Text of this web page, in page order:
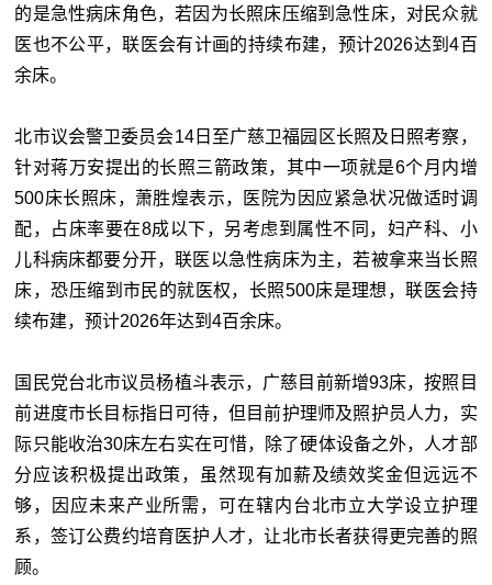
的是急性病床角色，若因为长照床压缩到急性床，对民众就
医也不公平，联医会有计画的持续布建，预计2026达到4百
余床。
北市议会警卫委员会14日至广慈卫福园区长照及日照考察，
针对蒋万安提出的长照三箭政策，其中一项就是6个月内增
500床长照床，萧胜煌表示，医院为因应紧急状况做适时调
配，占床率要在8成以下，另考虑到属性不同，妇产科、小
儿科病床都要分开，联医以急性病床为主，若被拿来当长照
床，恐压缩到市民的就医权，长照500床是理想，联医会持
续布建，预计2026年达到4百余床。
国民党台北市议员杨植斗表示，广慈目前新增93床，按照目
前进度市长目标指日可待，但目前护理师及照护员人力，实
际只能收治30床左右实在可惜，除了硬体设备之外，人才部
分应该积极提出政策，虽然现有加薪及绩效奖金但远远不
够，因应未来产业所需，可在辖内台北市立大学设立护理
系，签订公费约培育医护人才，让北市长者获得更完善的照
顾。